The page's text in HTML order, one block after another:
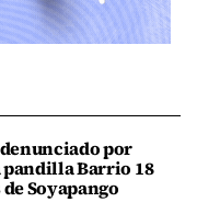
por
Barrio 18
Soyapango